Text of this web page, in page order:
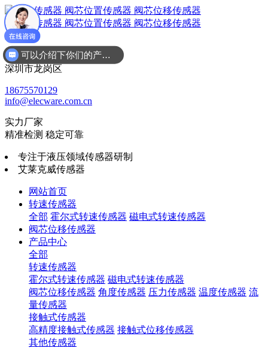
广东省
深圳市龙岗区
18675570129
info@elecware.com.cn
实力厂家
精准检测 稳定可靠
专注于液压领域传感器研制
艾莱克威传感器
网站首页
转速传感器
全部 霍尔式转速传感器 磁电式转速传感器
阀芯位移传感器
产品中心
全部
转速传感器
霍尔式转速传感器 磁电式转速传感器
阀芯位移传感器 角度传感器 压力传感器 温度传感器 流
量传感器
接触式传感器
高精度接触式传感器 接触式位移传感器
其他传感器
可以介绍下你们的产品么